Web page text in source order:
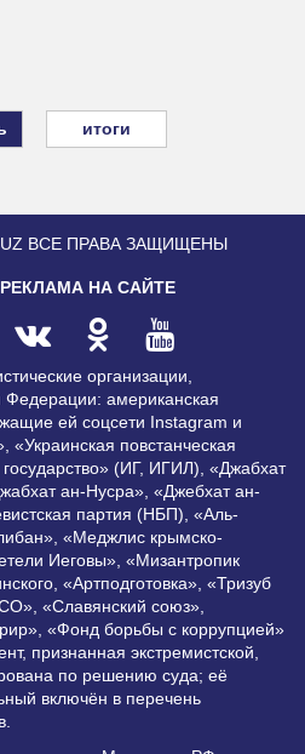
итоги
ВСЕ ПРАВА ЗАЩИЩЕНЫ
РЕКЛАМА НА САЙТЕ
организации,
американская
ей соцсети Instagram и
повстанческая
(ИГ, ИГИЛ), «Джабхат
ан-Нусра», «Джебхат ан-
партия (НБП), «Аль-
«Меджлис крымско-
Иеговы», «Мизантропик
«Артподготовка», «Тризуб
«Славянский союз»,
«Фонд борьбы с коррупцией»
признанная экстремистской,
по решению суда; её
включён в перечень